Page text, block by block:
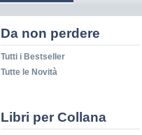
NEWS
Da non perdere
Tutti i Bestseller
Tutte le Novità
Libri per Collana